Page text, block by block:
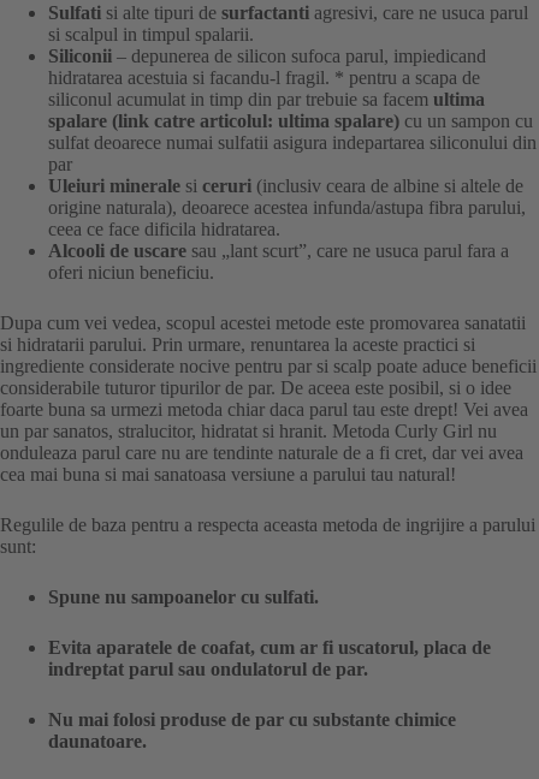
Sulfati si alte tipuri de surfactanti agresivi, care ne usuca parul
si scalpul in timpul spalarii.
Siliconii – depunerea de silicon sufoca parul, impiedicand
hidratarea acestuia si facandu-l fragil. * pentru a scapa de
siliconul acumulat in timp din par trebuie sa facem ultima
spalare (link catre articolul: ultima spalare) cu un sampon cu
sulfat deoarece numai sulfatii asigura indepartarea siliconului din
par
Uleiuri minerale si ceruri (inclusiv ceara de albine si altele de
origine naturala), deoarece acestea infunda/astupa fibra parului,
ceea ce face dificila hidratarea.
Alcooli de uscare sau „lant scurt”, care ne usuca parul fara a
oferi niciun beneficiu.
Dupa cum vei vedea, scopul acestei metode este promovarea sanatatii
si hidratarii parului. Prin urmare, renuntarea la aceste practici si
ingrediente considerate nocive pentru par si scalp poate aduce beneficii
considerabile tuturor tipurilor de par. De aceea este posibil, si o idee
foarte buna sa urmezi metoda chiar daca parul tau este drept! Vei avea
un par sanatos, stralucitor, hidratat si hranit. Metoda Curly Girl nu
onduleaza parul care nu are tendinte naturale de a fi cret, dar vei avea
cea mai buna si mai sanatoasa versiune a parului tau natural!
Regulile de baza pentru a respecta aceasta metoda de ingrijire a parului
sunt:
Spune nu sampoanelor cu sulfati.
Evita aparatele de coafat, cum ar fi uscatorul, placa de
indreptat parul sau ondulatorul de par.
Nu mai folosi produse de par cu substante chimice
daunatoare.